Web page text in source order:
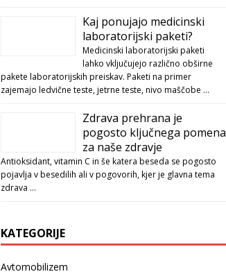
Kaj ponujajo medicinski
laboratorijski paketi?
Medicinski laboratorijski paketi
lahko vključujejo različno obširne
pakete laboratorijskih preiskav. Paketi na primer
zajemajo ledvične teste, jetrne teste, nivo maščobe …
Zdrava prehrana je
pogosto ključnega pomena
za naše zdravje
Antioksidant, vitamin C in še katera beseda se pogosto
pojavlja v besedilih ali v pogovorih, kjer je glavna tema
zdrava …
KATEGORIJE
Avtomobilizem